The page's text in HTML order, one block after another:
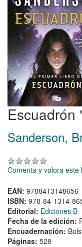
Escuadrón
Sanderson,
Comenta y valora este
EAN: 9788413148656
ISBN: 978-84-1314-
Editorial: Ediciones B
Fecha de la edición:
Encuadernación:
Páginas: 528